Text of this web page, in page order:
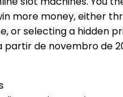
more money, either
or selecting a hidden
partir de novembro de